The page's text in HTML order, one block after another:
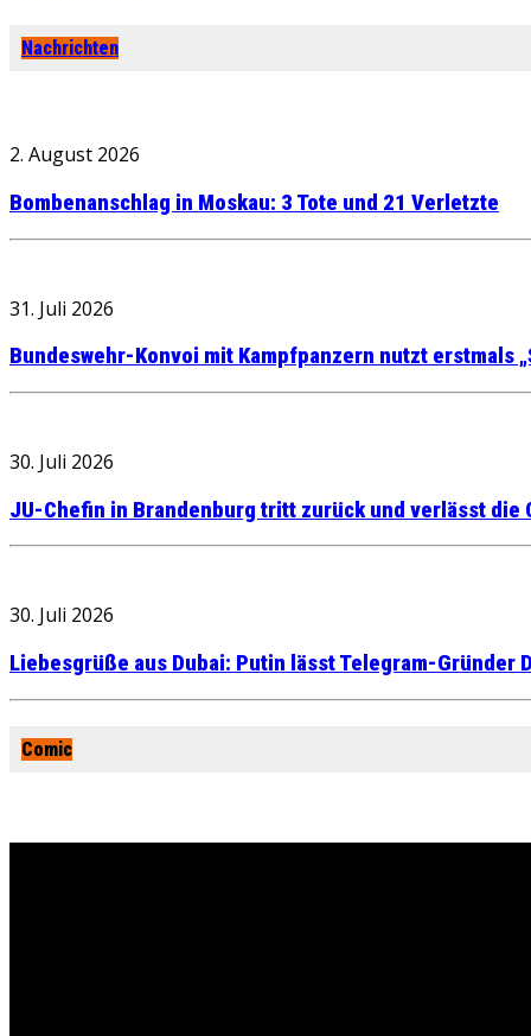
Nachrichten
2. August 2026
Bombenanschlag in Moskau: 3 Tote und 21 Verletzte
31. Juli 2026
Bundeswehr-Konvoi mit Kampfpanzern nutzt erstmals
30. Juli 2026
JU-Chefin in Brandenburg tritt zurück und verlässt die
30. Juli 2026
Liebesgrüße aus Dubai: Putin lässt Telegram-Gründer
Comic